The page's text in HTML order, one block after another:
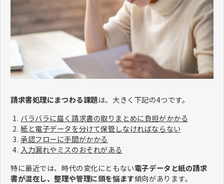
請求書処理にまつわる課題は、大きく下記の4つです。
バラバラに届く請求書の取りまとめに負担がかかる
紙と電子データを分けて保管しなければならない
承認フローに手間がかかる
入力漏れやミスのおそれがある
特に最近では、時代の変化にともない電子データと紙の請求
書が混在し、整理や管理に頭を悩ます傾向があります。